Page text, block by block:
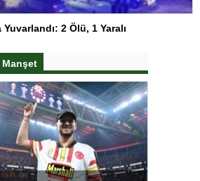
2 Ölü, 1 Yaralı